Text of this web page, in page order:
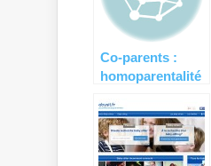
Co-parents :
homoparentalité